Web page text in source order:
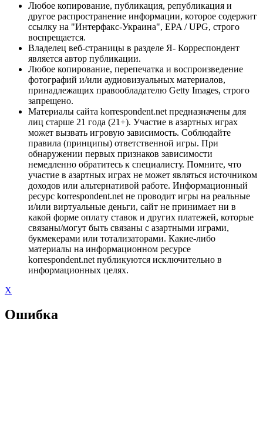
Любое копирование, публикация, републикация и
другое распространение информации, которое содержит
ссылку на "Интерфакс-Украина", EPA / UPG, строго
воспрещается.
Владелец веб-страницы в разделе Я- Корреспондент
является автор публикации.
Любое копирование, перепечатка и воспроизведение
фотографий и/или аудиовизуальных материалов,
принадлежащих правообладателю Getty Images, строго
запрещено.
Материалы сайта korrespondent.net предназначены для
лиц старше 21 года (21+). Участие в азартных играх
может вызвать игровую зависимость. Соблюдайте
правила (принципы) ответственной игры. При
обнаружении первых признаков зависимости
немедленно обратитесь к специалисту. Помните, что
участие в азартных играх не может являться источником
доходов или альтернативой работе. Информационный
ресурс korrespondent.net не проводит игры на реальные
и/или виртуальные деньги, сайт не принимает ни в
какой форме оплату ставок и других платежей, которые
связаны/могут быть связаны с азартными играми,
букмекерами или тотализаторами. Какие-либо
материалы на информационном ресурсе
korrespondent.net публикуются исключительно в
информационных целях.
X
Ошибка